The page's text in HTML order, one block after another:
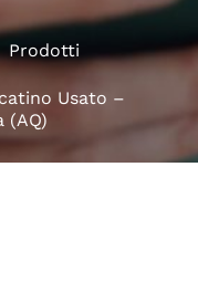
Prodotti
Usato –
(AQ)